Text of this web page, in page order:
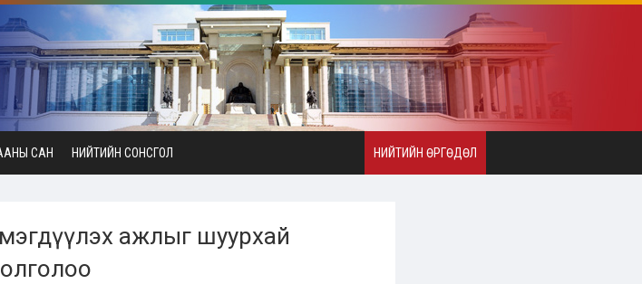
САН НИЙТИЙН СОНСГОЛ НИЙТИЙН ӨРГӨДӨЛ
ажлыг шуурхай